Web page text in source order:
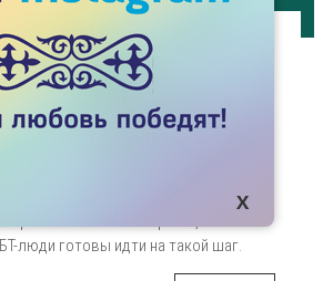
БРАК
пришла просьба
Редакторы
объявления интервью, чтобы
люди готовы идти на такой шаг.